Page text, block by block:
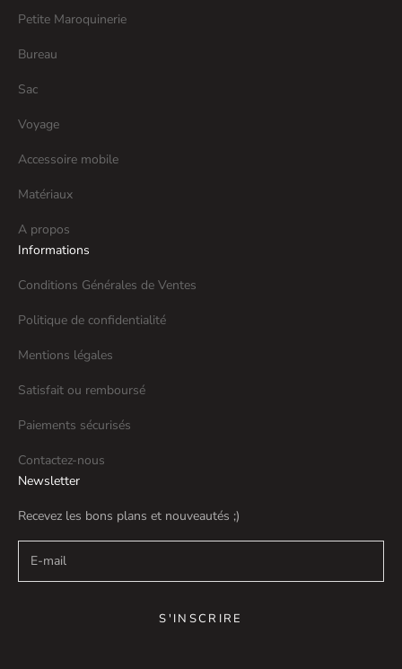
Petite Maroquinerie
Bureau
Sac
Voyage
Accessoire mobile
Matériaux
A propos
Informations
Conditions Générales de Ventes
Politique de confidentialité
Mentions légales
Satisfait ou remboursé
Paiements sécurisés
Contactez-nous
Newsletter
Recevez les bons plans et nouveautés ;)
S'INSCRIRE